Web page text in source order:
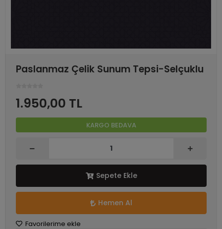
Paslanmaz Çelik Sunum Tepsi-Selçuklu
1.950,00 TL
KARGO BEDAVA
Sepete Ekle
Hemen Al
Favorilerime ekle